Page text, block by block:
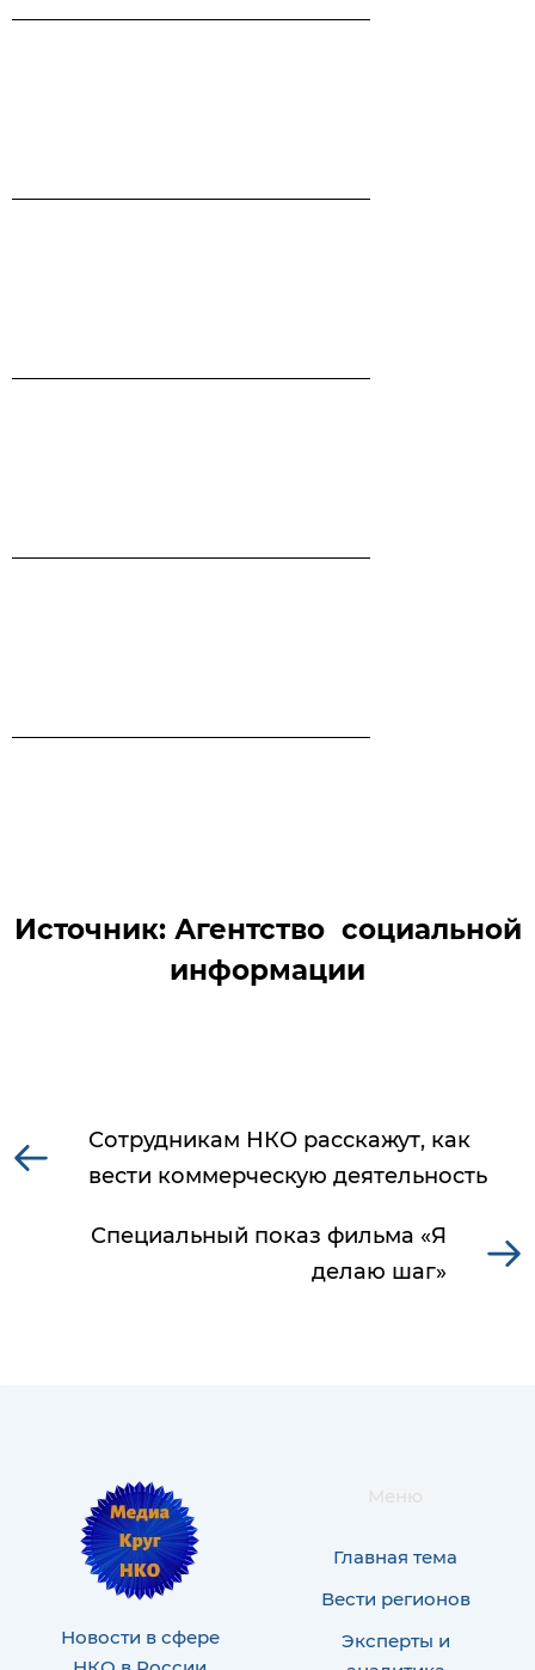
Источник: Агентство социальной
информации
Сотрудникам НКО расскажут, как
вести коммерческую деятельность
Специальный показ фильма «Я
делаю шаг»
Новости в сфере
Меню
Главная тема
Вести регионов
Эксперты и